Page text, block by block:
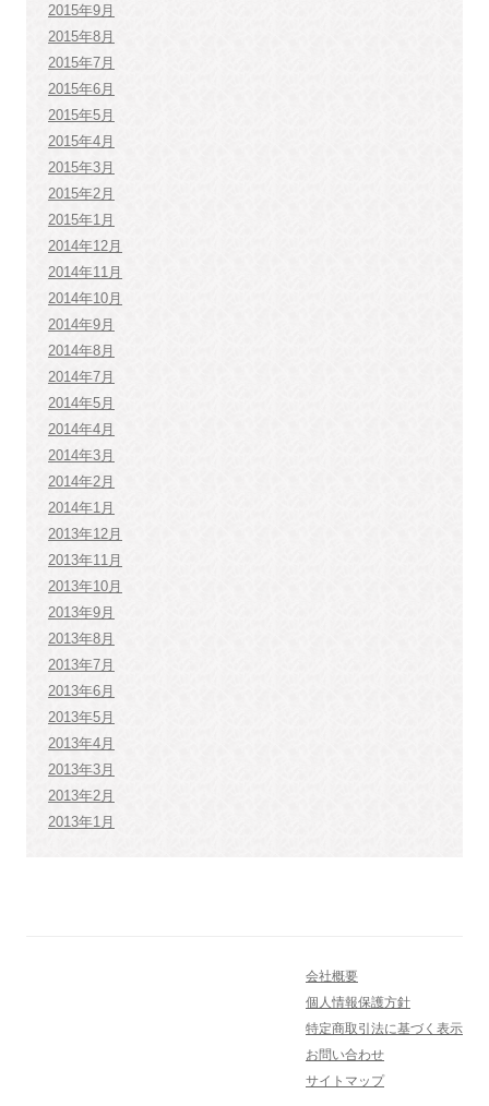
2015年9月
2015年8月
2015年7月
2015年6月
2015年5月
2015年4月
2015年3月
2015年2月
2015年1月
2014年12月
2014年11月
2014年10月
2014年9月
2014年8月
2014年7月
2014年5月
2014年4月
2014年3月
2014年2月
2014年1月
2013年12月
2013年11月
2013年10月
2013年9月
2013年8月
2013年7月
2013年6月
2013年5月
2013年4月
2013年3月
2013年2月
2013年1月
会社概要
個人情報保護方針
特定商取引法に基づく表示
お問い合わせ
サイトマップ